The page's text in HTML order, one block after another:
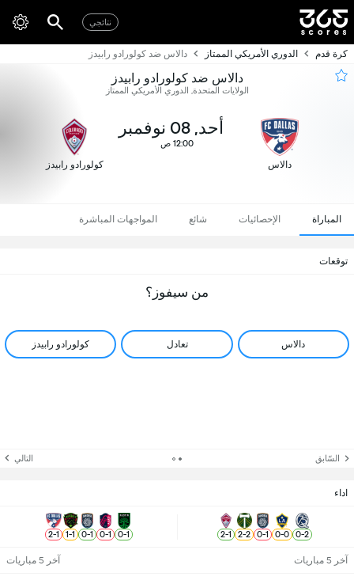
نتائجي
كرة قدم الدوري الأمريكي الممتاز دالاس ضد كولورادو رابيدز
دالاس ضد كولورادو رابيدز
الولايات المتحدة, الدوري الأمريكي الممتاز
دالاس
أحد, 08 نوفمبر
12:00 ص
كولورادو رابيدز
المباراة الإحصائيات شائع المواجهات المباشرة
توقعات
من سيفوز؟
دالاس تعادل كولورادو رابيدز
السّابق التالي
اداء
2
-
0
0
-
0
1
-
0
2
-
2
1
-
2
1
-
0
1
-
0
1
-
0
1
-
1
1
-
2
آخر 5 مباريات آخر 5 مباريات